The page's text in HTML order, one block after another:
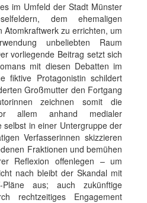
im Umfeld der Stadt Münster
dem ehemaligen
Atomkraftwerk zu errichten, um
unbeliebten Raum
vorliegende Beitrag setzt sich
mit diesen Debatten im
fiktive Protagonistin schildert
Großmutter den Fortgang
zeichnen somit die
allem anhand medialer
selbst in einer Untergruppe der
Verfasserinnen skizzieren
Fraktionen und bemühen
Reflexion offenlegen – um
nach bleibt der Skandal mit
aus; auch zukünftige
rechtzeitiges Engagement